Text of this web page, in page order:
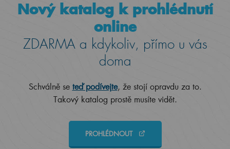
Nový katalog k prohlédnutí
online
ZDARMA a kdykoliv, přímo u vás
doma
Schválně se teď podívejte, že stojí opravdu za to.
Takový katalog prostě musíte vidět.
PROHLÉDNOUT